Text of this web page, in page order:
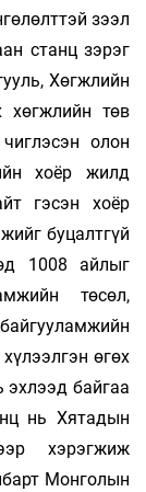
зээл
станц зэрэг
Хөгжлийн
хөгжлийн төв
олон
хоёр жилд
гэсэн хоёр
буцалтгүй
1008 айлыг
төсөл,
өгөх
байгаа
нь Хятадын
хэрэгжиж
Монголын